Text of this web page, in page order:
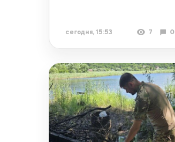
сегодня, 15:53 7 0